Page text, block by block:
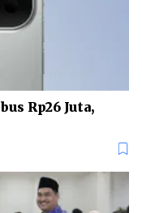
Rp26 Juta,